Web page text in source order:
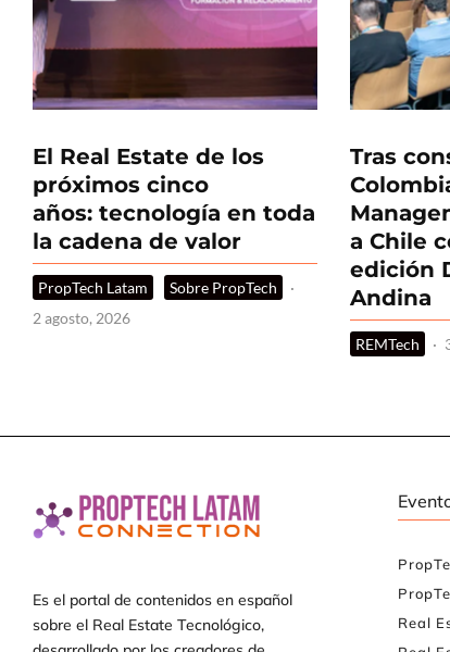
El Real Estate de los
próximos cinco
años: tecnología en toda
la cadena de valor
PropTech Latam Sobre PropTech
·
2 agosto, 2026
Tras
a Chile
edición
Andina
REMTech ·
Es el portal de contenidos en español
sobre el Real Estate Tecnológico,
Real